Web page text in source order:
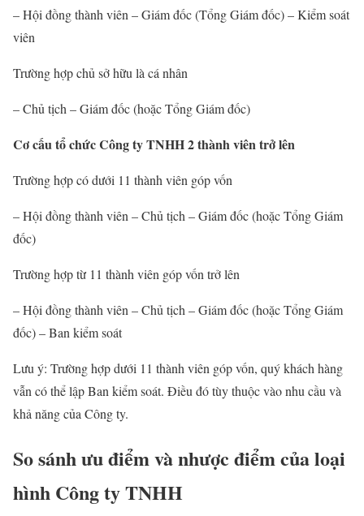
– Hội đồng thành viên – Giám đốc (Tổng Giám đốc) – Kiểm soát
viên
Trường hợp chủ sở hữu là cá nhân
– Chủ tịch – Giám đốc (hoặc Tổng Giám đốc)
Cơ cấu tổ chức Công ty TNHH 2 thành viên trở lên
Trường hợp có dưới 11 thành viên góp vốn
– Hội đồng thành viên – Chủ tịch – Giám đốc (hoặc Tổng Giám
đốc)
Trường hợp từ 11 thành viên góp vốn trở lên
– Hội đồng thành viên – Chủ tịch – Giám đốc (hoặc Tổng Giám
đốc) – Ban kiểm soát
Lưu ý: Trường hợp dưới 11 thành viên góp vốn, quý khách hàng
vẫn có thể lập Ban kiểm soát. Điều đó tùy thuộc vào nhu cầu và
khả năng của Công ty.
So sánh ưu điểm và nhược điểm của loại
hình Công ty TNHH